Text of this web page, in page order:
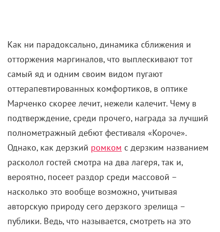
подтверждение, среди прочего, награда за лучший
Однако, как дерзкий
расколол гостей смотра на два лагеря, так и,
вероятно, посеет раздор среди массовой –
авторскую природу сего дерзкого зрелища –
публики. Ведь, что называется, смотреть на это
зрелище можно по-разному: как в зеркало или же
Первому способу мешает несколько утрированная
обрисовка тех самых желчных маргиналов.
Голубоглазые, светловолосые и по-темному